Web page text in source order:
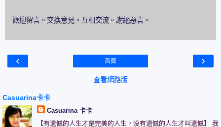
歡迎留言。交換意見。互相交流。謝絕惡言。
‹ ›
首頁
查看網路版
Casuarina卡卡
Casuarina 卡卡
【有遗憾的人生才是完美的人生，没有遗憾的人生才叫遗憾】 我